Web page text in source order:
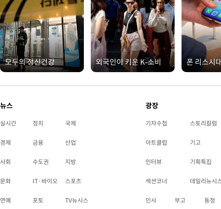
모두의 정신건강 외국인이 키운 K-소비 폰 리스시
뉴스
실시간 정치 국제
경제 금융 산업
사회 수도권 지방
문화 IT·바이오 스포츠
연예 포토 TV뉴시스
광장
기자수첩 스토리칼럼
아트클럽 기고
인터뷰 기획특집
섹션코너 데일리뉴시
인사 부고 동정